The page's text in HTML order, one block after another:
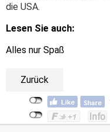
die USA.
Lesen Sie auch:
Alles nur Spaß
Zurück